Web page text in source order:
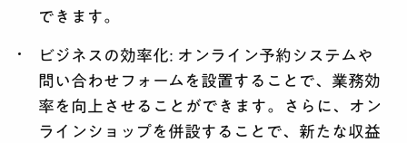
できます。
ビジネスの効率化: オンライン予約システムや
問い合わせフォームを設置することで、業務効
率を向上させることができます。さらに、オン
ラインショップを併設することで、新たな収益